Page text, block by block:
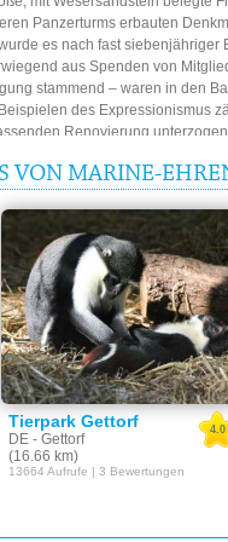
Panzerturms erbauten
es nach fast siebenjähriger
aus Spenden von
stammend – waren in den
des Expressionismus
Renovierung
geklinkerten Turms. Die dafür
die über die Hälfte des
Verfügung.
enger Zusammenarbeit mit
Aussagen des
Darstellungen zu
zu aktualisieren. In diesen
stetigen Wandel
für die Deutsche
Halle wurde nach
VON MARINE-
Tierpark Gettorf
DE - Gettorf
(16.66 km)
4.0
13664 Aufrufe | 3 Bewertungen